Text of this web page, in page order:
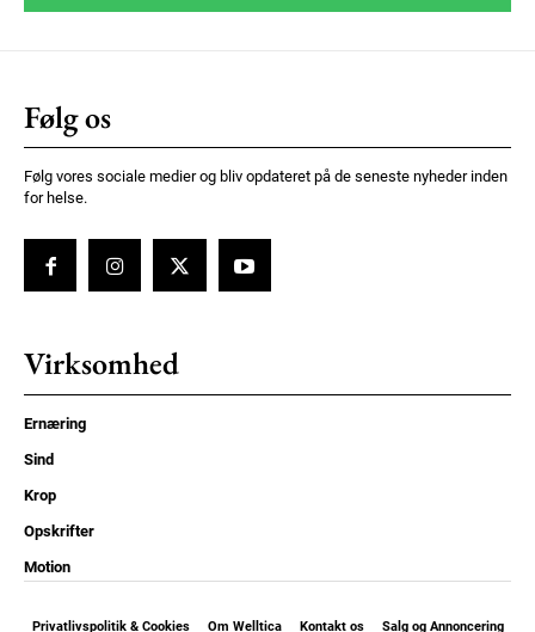
Følg os
Følg vores sociale medier og bliv opdateret på de seneste nyheder inden
for helse.
Virksomhed
Ernæring
Sind
Krop
Opskrifter
Motion
Privatlivspolitik & Cookies Om Welltica Kontakt os Salg og Annoncering